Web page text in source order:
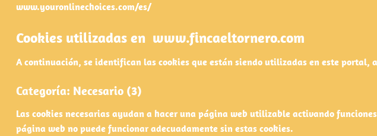
www.youronlinechoices.com/es/
Cookies utilizadas en www.fincaeltornero.com
A continuación, se identifican las cookies que están siendo utilizadas en este portal,
Categoría: Necesario (3)
Las cookies necesarias ayudan a hacer una página web utilizable activando
página web no puede funcionar adecuadamente sin estas cookies.